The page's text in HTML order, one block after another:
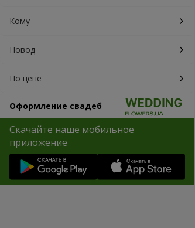
Кому
Повод
По цене
Оформление свадеб
Скачайте наше мобильное
приложение